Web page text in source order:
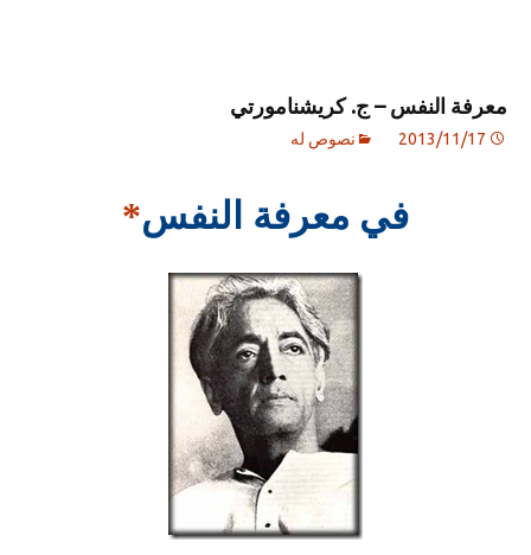
معرفة النفس – ج. كريشنامورتي
2013/11/17 نصوص له
في معرفة النفس*